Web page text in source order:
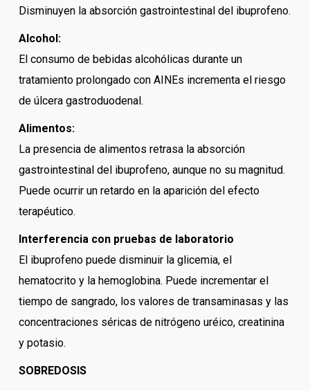
Disminuyen la absorción gastrointestinal del ibuprofeno.
Alcohol:
El consumo de bebidas alcohólicas durante un
tratamiento prolongado con AINEs incrementa el riesgo
de úlcera gastroduodenal.
Alimentos:
La presencia de alimentos retrasa la absorción
gastrointestinal del ibuprofeno, aunque no su magnitud.
Puede ocurrir un retardo en la aparición del efecto
terapéutico.
Interferencia con pruebas de laboratorio
El ibuprofeno puede disminuir la glicemia, el
hematocrito y la hemoglobina. Puede incrementar el
tiempo de sangrado, los valores de transaminasas y las
concentraciones séricas de nitrógeno uréico, creatinina
y potasio.
SOBREDOSIS